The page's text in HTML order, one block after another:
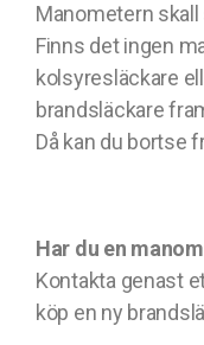
Manometern skall
Finns det ingen
kolsyresläckare
brandsläckare
Då kan du bortse
Har du en
Kontakta genast
köp en ny